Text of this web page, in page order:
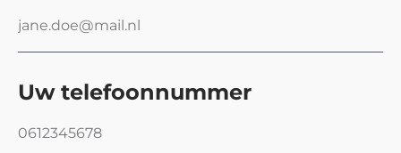
Uw telefoonnummer